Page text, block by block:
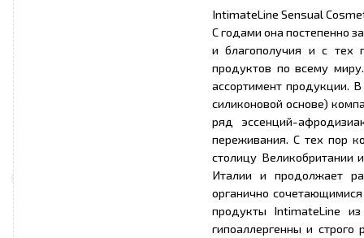
IntimateLine Sensual
С годами она постепенно
и благополучия и с тех
продуктов по всему
ассортимент продукции.
силиконовой основе)
ряд эссенций-
переживания. С тех пор
столицу Великобритании
Италии и продолжает
органично
продукты IntimateLine
гипоаллергенны и